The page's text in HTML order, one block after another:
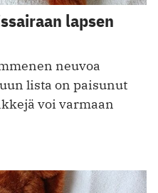
lapsen
neuvoa
lista on paisunut
voi varmaan